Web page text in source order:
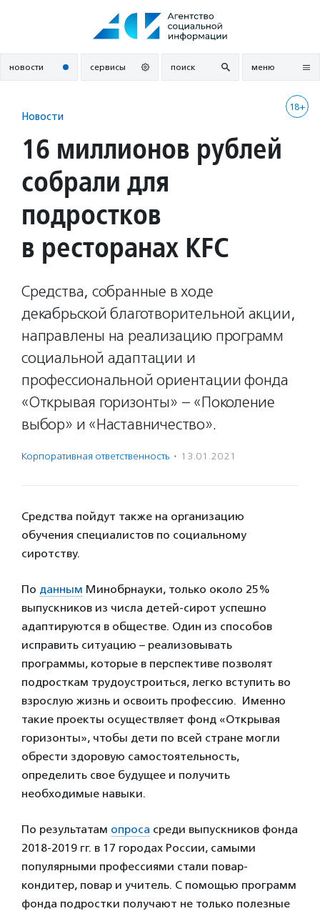
новости сервисы поиск меню
18+
Новости
16 миллионов рублей
собрали для
подростков
в ресторанах KFC
Средства, собранные в ходе
декабрьской благотворительной акции,
направлены на реализацию программ
социальной адаптации и
профессиональной ориентации фонда
«Открывая горизонты» – «Поколение
выбор» и «Наставничество».
Корпоративная ответственность · 13.01.2021
Средства пойдут также на организацию
обучения специалистов по социальному
сиротству.
По данным Минобрнауки, только около 25%
выпускников из числа детей-сирот успешно
адаптируются в обществе. Один из способов
исправить ситуацию – реализовывать
программы, которые в перспективе позволят
подросткам трудоустроиться, легко вступить во
взрослую жизнь и освоить профессию. Именно
такие проекты осуществляет фонд «Открывая
горизонты», чтобы дети по всей стране могли
обрести здоровую самостоятельность,
определить свое будущее и получить
необходимые навыки.
По результатам опроса среди выпускников фонда
2018-2019 гг. в 17 городах России, самыми
популярными профессиями стали повар-
кондитер, повар и учитель. С помощью программ
фонда подростки получают не только полезные